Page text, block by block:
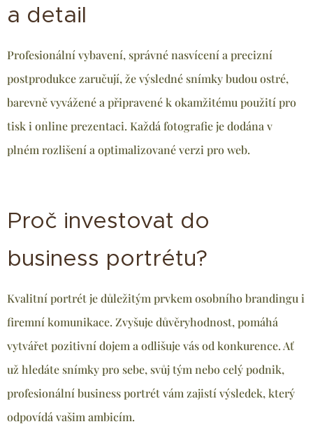
a detail
Profesionální vybavení, správné nasvícení a precizní
postprodukce zaručují, že výsledné snímky budou ostré,
barevně vyvážené a připravené k okamžitému použití pro
tisk i online prezentaci. Každá fotografie je dodána v
plném rozlišení a optimalizované verzi pro web.
Proč investovat do
business portrétu?
Kvalitní portrét je důležitým prvkem osobního brandingu i
firemní komunikace. Zvyšuje důvěryhodnost, pomáhá
vytvářet pozitivní dojem a odlišuje vás od konkurence. Ať
už hledáte snímky pro sebe, svůj tým nebo celý podnik,
profesionální business portrét vám zajistí výsledek, který
odpovídá vašim ambicím.